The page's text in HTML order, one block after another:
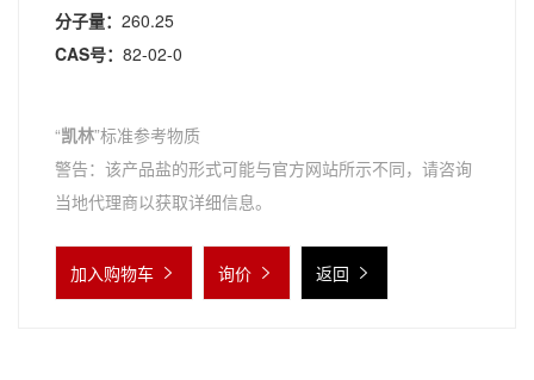
分子量： 260.25
CAS号： 82-02-0
“凯林”标准参考物质
警告：该产品盐的形式可能与官方网站所示不同，请咨询
当地代理商以获取详细信息。
加入购物车 询价 返回